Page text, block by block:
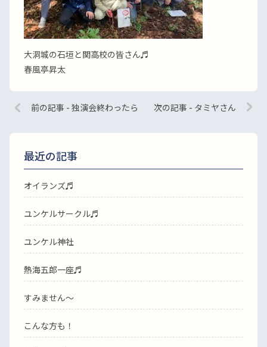
大洞城の石垣と関高校の皆さん♬
春風亭昇太
前の記事 - 独演会終わったら 次の記事 - タミヤさん
最近の記事
オイランズ♬
ユンケルサークル♬
ユンケル神社
熱海五郎一座♬
すみません〜
こんな方も！